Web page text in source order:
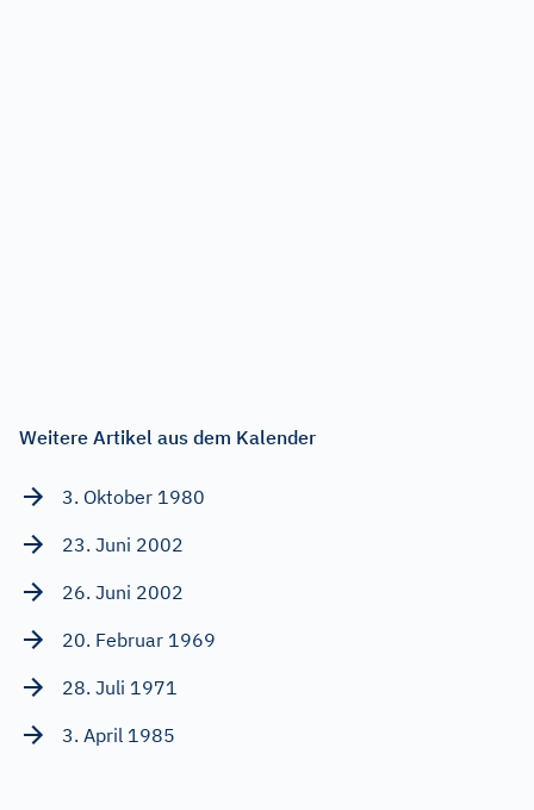
Weitere Artikel aus dem Kalender
3. Oktober 1980
23. Juni 2002
26. Juni 2002
20. Februar 1969
28. Juli 1971
3. April 1985